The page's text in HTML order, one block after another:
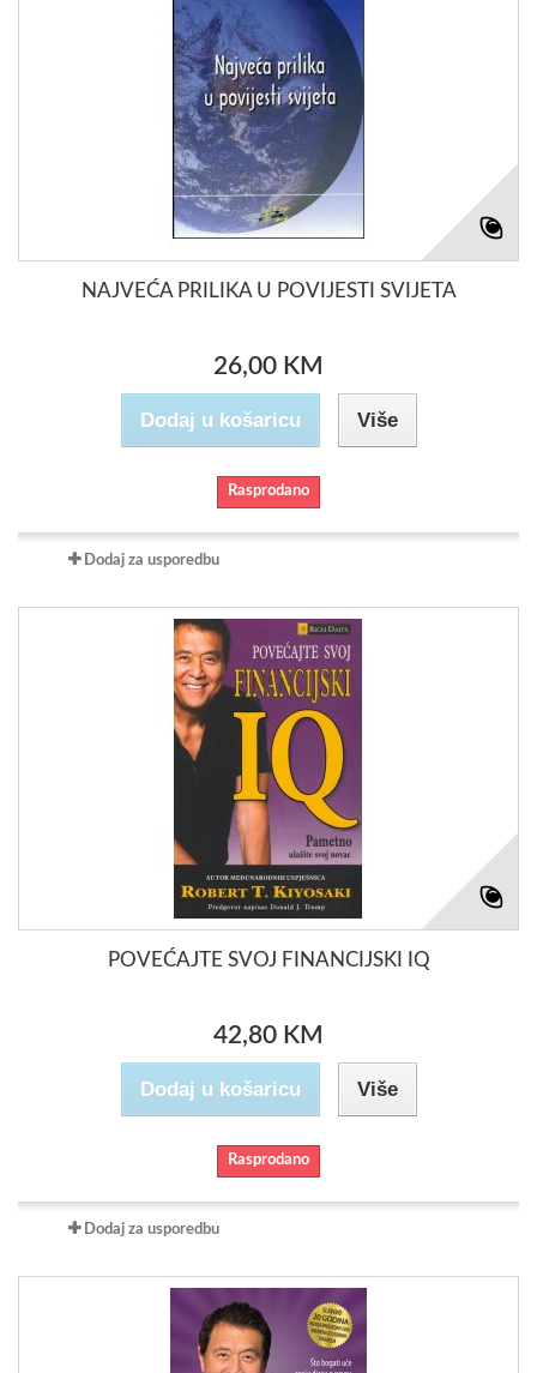
NAJVEĆA PRILIKA U POVIJESTI SVIJETA
26,00 KM
Dodaj u košaricu Više
Rasprodano
Dodaj za usporedbu
POVEĆAJTE SVOJ FINANCIJSKI IQ
42,80 KM
Dodaj u košaricu Više
Rasprodano
Dodaj za usporedbu